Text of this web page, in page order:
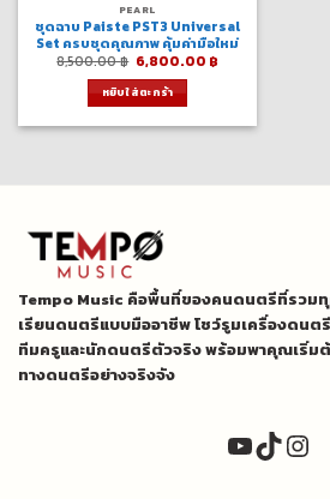
PEARL
ชุดฉาบ Paiste PST3 Universal
Set ครบชุดคุณภาพ คุ้มค่ามือใหม่
8,500.00฿ Original
price
was:
8,500.00 ฿.
6,800.00 ฿Current
หยิบใส่ตะกร้า
Tempo Music คือพื้นที่ของคนดนตรีที่รวมทุ
เรียนดนตรีแบบมืออาชีพ โชว์รูมเครื่องดนต
ทีมครูและนักดนตรีตัวจริง พร้อมพาคุณเริ่มต้
ทางดนตรีอย่างจริงจัง
YouTube
TikTok